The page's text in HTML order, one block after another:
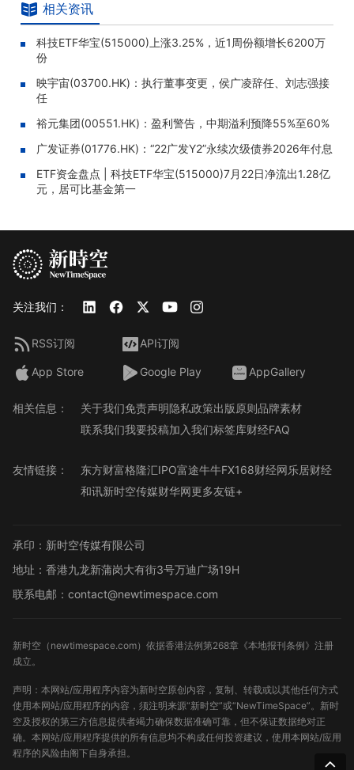
相关资讯
科技ETF华宝(515000)上涨3.25%，近1周份额增长6200万
份
映宇宙(03700.HK)：执行董事变更，侯广凌辞任、刘志强接
任
裕元集团(00551.HK)：盈利警告，中期溢利预降55%至60%
广发证券(01776.HK)：“22广发Y2”永续次级债券2026年付息
ETF资金盘点 | 科技ETF华宝(515000)7月22日净流出1.28亿
元，居可比基金第一
关注我们：
RSS订阅 API订阅
App Store Google Play AppGallery
相关信息： 关于我们免责声明隐私政策出版原则品牌素材
联系我们我要投稿加入我们标签库财经FAQ
友情链接： 东方财富格隆汇IPO富途牛牛FX168财经网乐居财经
和讯新时空传媒财华网更多友链+
承印：新时空传媒有限公司
地址：香港九龙新蒲岗大有街3号万迪广场19H
联系电邮：contact@newtimespace.com
新时空（ newtimespace.com）依据香港法例第268章《本地报刊条例》注册
成立。
声明：本网站/应用程序内容为新时空原创内容，复制、转载或以其他任何方式
使用本网站/应用程序的内容，须注明来源“新时空”或“NewTimeSpace”。新时
空及授权的第三方信息提供者竭力确保数据准确可靠，但不保证数据绝对正
确。本网站/应用程序提供的所有信息均不构成任何投资建议，使用本网站/应用
程序的风险由阁下自身承担。